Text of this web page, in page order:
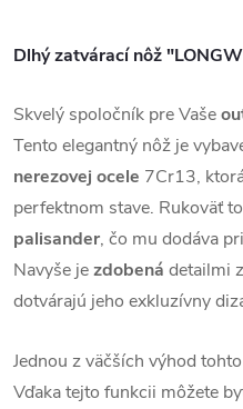
Dlhý zatvárací nôž
Skvelý spoločník pre Vaše
Tento elegantný nôž je
nerezovej ocele 7Cr13,
perfektnom stave. Rukoväť
palisander, čo mu dodáva
Navyše jezdobená detailmi
dotvárajú jeho exkluzívny
Jednou z väčších výhod
Vďaka tejto funkcii môžete